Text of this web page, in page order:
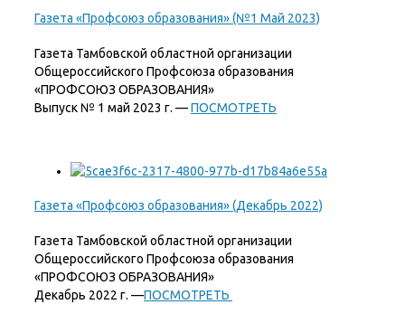
Газета «Профсоюз образования» (№1 Май 2023)
Газета Тамбовской областной организации
Общероссийского Профсоюза образования
«ПРОФСОЮЗ ОБРАЗОВАНИЯ»
Выпуск № 1 май 2023 г. —ПОСМОТРЕТЬ
Газета «Профсоюз образования» (Декабрь 2022)
Газета Тамбовской областной организации
Общероссийского Профсоюза образования
«ПРОФСОЮЗ ОБРАЗОВАНИЯ»
Декабрь 2022 г. —ПОСМОТРЕТЬ